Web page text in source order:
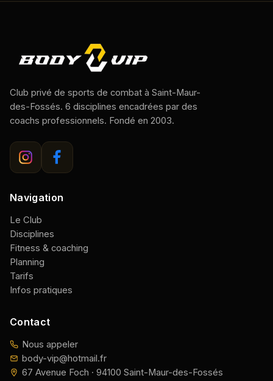
Club privé de sports de combat à Saint-Maur-
des-Fossés. 6 disciplines encadrées par des
coachs professionnels. Fondé en 2003.
Navigation
Le Club
Disciplines
Fitness & coaching
Planning
Tarifs
Infos pratiques
Contact
Nous appeler
body-vip@hotmail.fr
67 Avenue Foch · 94100 Saint-Maur-des-Fossés